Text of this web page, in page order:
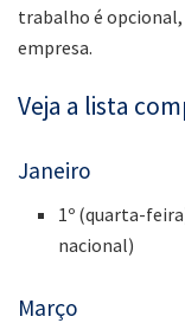
trabalho é opcional,
empresa.
Veja a lista
Janeiro
1º (quarta-
nacional)
Março